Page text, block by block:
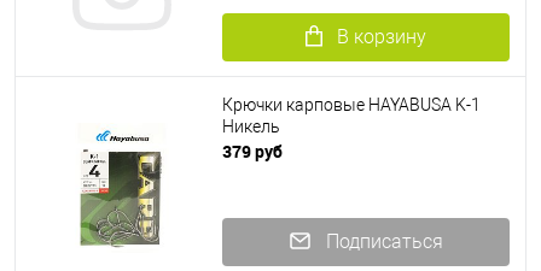
В корзину
Крючки карповые HAYABUSA K-1
Никель
379 руб
Подписаться